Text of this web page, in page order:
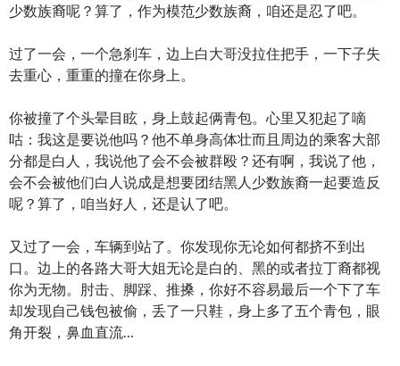
少数族裔呢？算了，作为模范少数族裔，咱还是忍了吧。
过了一会，一个急刹车，边上白大哥没拉住把手，一下子失
去重心，重重的撞在你身上。
你被撞了个头晕目眩，身上鼓起俩青包。心里又犯起了嘀
咕：我这是要说他吗？他不单身高体壮而且周边的乘客大部
分都是白人，我说他了会不会被群殴？还有啊，我说了他，
会不会被他们白人说成是想要团结黑人少数族裔一起要造反
呢？算了，咱当好人，还是认了吧。
又过了一会，车辆到站了。你发现你无论如何都挤不到出
口。边上的各路大哥大姐无论是白的、黑的或者拉丁裔都视
你为无物。肘击、脚踩、推搡，你好不容易最后一个下了车
却发现自己钱包被偷，丢了一只鞋，身上多了五个青包，眼
角开裂，鼻血直流…